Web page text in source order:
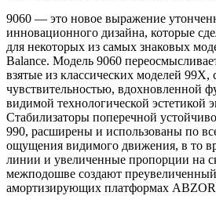
9060 — это новое выражение
инновационного дизайна, которые
для некоторых из самых знаковых
Balance. Модель 9060
взятые из классических моделей 99X,
чувствительностью, вдохновленной
видимой технологической эстетикой
Стабилизаторы поперечной
990, расширены и использованы по
ощущения видимого движения, в то
линии и увеличенные пропорции на
межподошве создают
амортизирующих платформах